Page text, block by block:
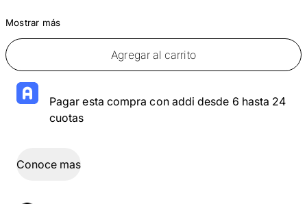
Mostrar más
Agregar al carrito
Pagar esta compra con addi desde 6 hasta 24
cuotas
Conoce mas